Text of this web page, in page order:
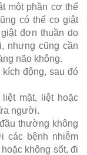
một phần cơ thể
có thể co giật
đơn thuần do
nhưng cũng cần
não không.
động, sau đó
mặt, liệt hoặc
người.
thường không
các bệnh nhiễm
không sốt, đi